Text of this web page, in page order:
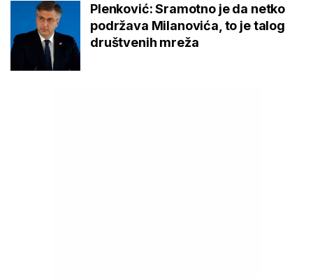
Plenković: Sramotno je da netko
podržava Milanovića, to je talog
društvenih mreža